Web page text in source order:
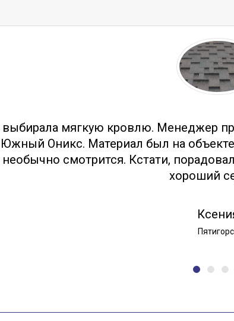
мягкую кровлю. Менеджер
Южный Оникс. Материал был на
необычно смотрится. Кстати,
хороший